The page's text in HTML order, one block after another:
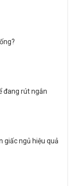
đang rút ngắn
giấc ngủ hiệu quả